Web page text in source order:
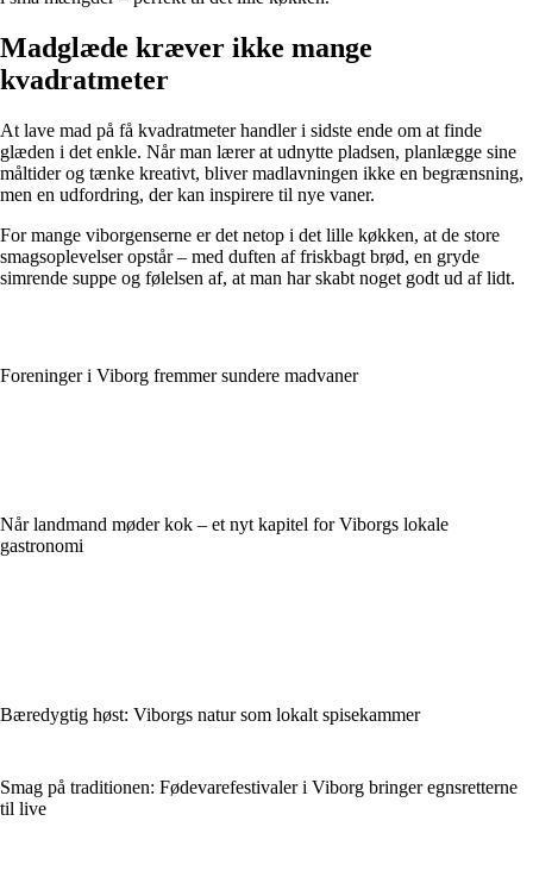
Madglæde kræver ikke mange
kvadratmeter
At lave mad på få kvadratmeter handler i sidste ende om at finde
glæden i det enkle. Når man lærer at udnytte pladsen, planlægge sine
måltider og tænke kreativt, bliver madlavningen ikke en begrænsning,
men en udfordring, der kan inspirere til nye vaner.
For mange viborgenserne er det netop i det lille køkken, at de store
smagsoplevelser opstår – med duften af friskbagt brød, en gryde
simrende suppe og følelsen af, at man har skabt noget godt ud af lidt.
Foreninger i Viborg fremmer sundere madvaner
Når landmand møder kok – et nyt kapitel for Viborgs lokale
gastronomi
Bæredygtig høst: Viborgs natur som lokalt spisekammer
Smag på traditionen: Fødevarefestivaler i Viborg bringer egnsretterne
til live